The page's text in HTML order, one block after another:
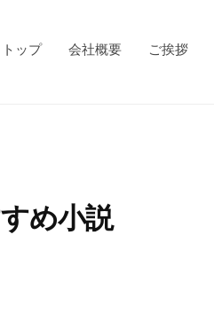
トップ 会社概要 ご挨拶
め小説